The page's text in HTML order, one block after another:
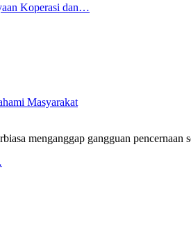
Koperasi dan…
Masyarakat
menganggap gangguan pencernaan